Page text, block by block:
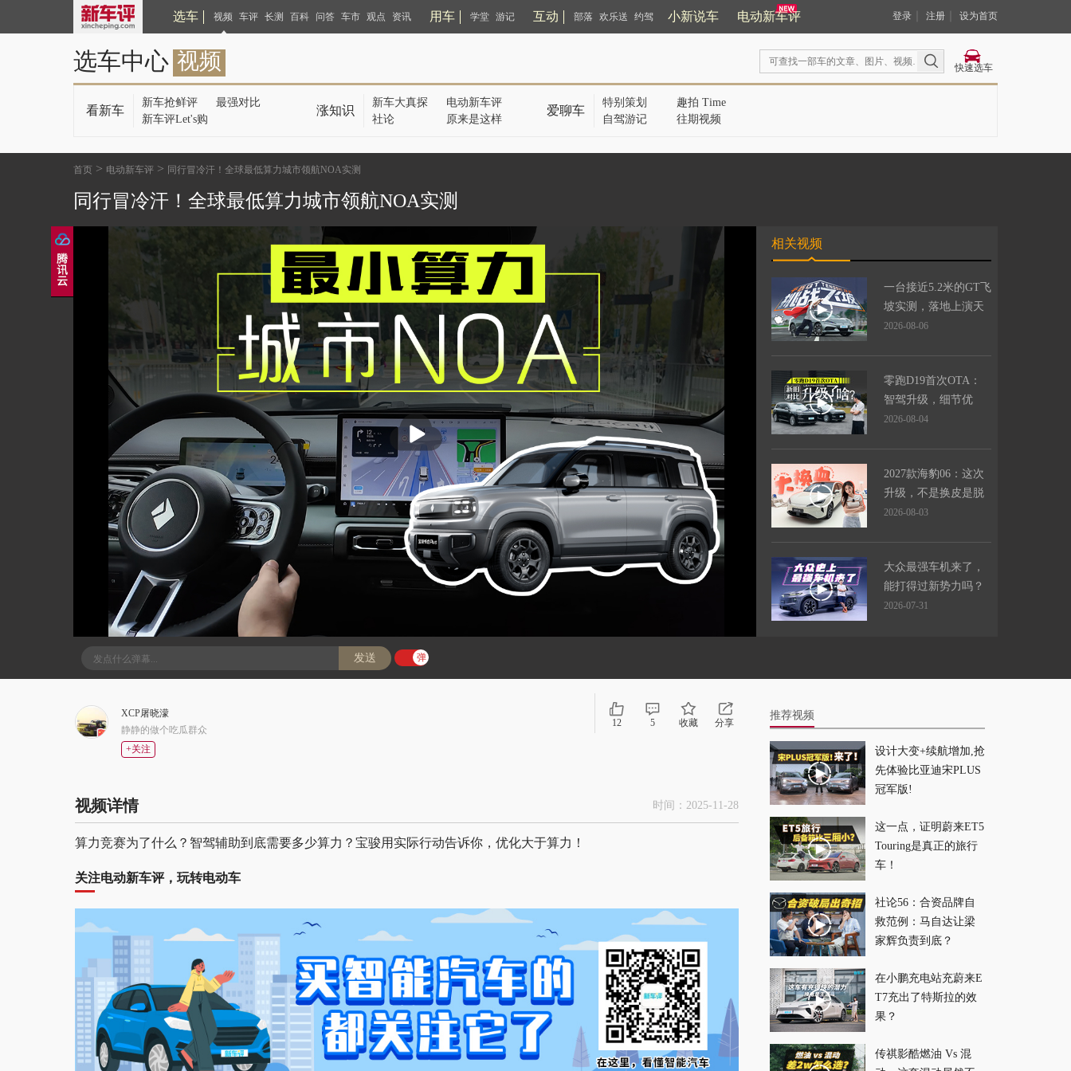
选车 视频 车评 长测 百科 问答 车市 观点 资讯 用车 学堂 游记 互动 部落 欢乐送 约驾 小新说车 电动新车评 登录 注册 设为首页
选车中心 视频 快速选车
看新车
新车抢鲜评
最强对比
新车评Let's购
涨知识
新车大真探
电动新车评
社论
原来是这样
爱聊车
特别策划
趣拍 Time
自驾游记
往期视频
首页 > 电动新车评 > 同行冒冷汗！全球最低算力城市领航NOA实测
同行冒冷汗！全球最低算力城市领航NOA实测
发送 弹
播
放
相关视频
一台接近5.2米的GT飞
坡实测，落地上演天
花板级表现
2026-08-06
零跑D19首次OTA：
智驾升级，细节优
化，升级竟然如此之
2026-08-04
2027款海豹06：这次
升级，不是换皮是脱
胎换骨！
2026-08-03
大众最强车机来了，
能打得过新势力吗？
2026-07-31
零跑A05智驾能力实
牛马专属驾驶辅助？
地平线 2.0 史诗级更
新！
2026-07-24
空间更大、颜值能
打，这就是年轻人想
最入门的零跑？零跑
打趴友商吗？
2026-07-20
它才是最像路虎的方
XCP屠晓濛
静静的做个吃瓜群众
+关注
12 5 收藏 分享
视频详情 时间：2025-11-28
算力竞赛为了什么？智驾辅助到底需要多少算力？宝骏用实际行动告诉你，优化大于算力！
关注电动新车评，玩转电动车
推荐视频
设计大变+续航增加,抢
先体验比亚迪宋PLUS
冠军版!
这一点，证明蔚来ET5
Touring是真正的旅行
车！
社论56：合资品牌自
救范例：马自达让梁
家辉负责到底？
在小鹏充电站充蔚来E
T7充出了特斯拉的效
果？
传祺影酷燃油 Vs 混